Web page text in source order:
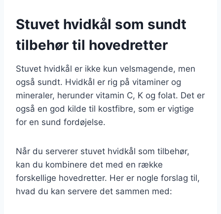
Stuvet hvidkål som sundt
tilbehør til hovedretter
Stuvet hvidkål er ikke kun velsmagende, men
også sundt. Hvidkål er rig på vitaminer og
mineraler, herunder vitamin C, K og folat. Det er
også en god kilde til kostfibre, som er vigtige
for en sund fordøjelse.
Når du serverer stuvet hvidkål som tilbehør,
kan du kombinere det med en række
forskellige hovedretter. Her er nogle forslag til,
hvad du kan servere det sammen med: